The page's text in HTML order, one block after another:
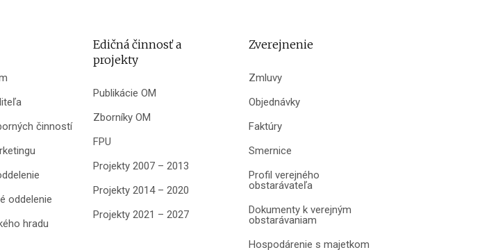
činností
oddelenie
hradu
Edičná činnosť a
projekty
Publikácie OM
Zborníky OM
FPU
Projekty 2007 – 2013
Projekty 2014 – 2020
Projekty 2021 – 2027
Zverejnenie
Zmluvy
Objednávky
Faktúry
Smernice
Profil verejného
obstarávateľa
Dokumenty k verejným
obstarávaniam
Hospodárenie s majetkom